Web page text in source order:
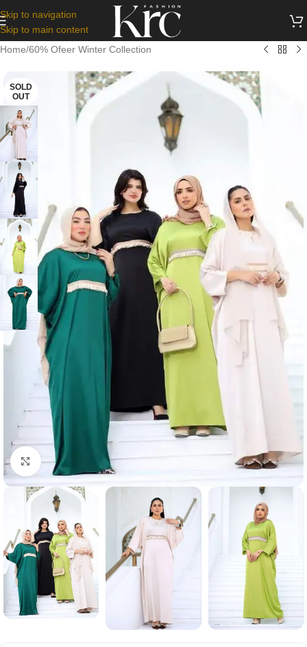
Skip to navigation
Skip to main content
Home/60% Ofeer Winter Collection
SOLD
OUT
Click to enlarge